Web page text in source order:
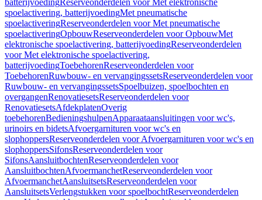
batterijvoedingReserveonderdelen voor Met elektronische
spoelactivering, batterijvoedingMet pneumatische
spoelactiveringReserveonderdelen voor Met pneumatische
spoelactiveringOpbouwReserveonderdelen voor OpbouwMet
elektronische spoelactivering, batterijvoedingReserveonderdelen
voor Met elektronische spoelactivering,
batterijvoedingToebehorenReserveonderdelen voor
ToebehorenRuwbouw- en vervangingssetsReserveonderdelen voor
Ruwbouw- en vervangingssetsSpoelbuizen, spoelbochten en
overgangenRenovatiesetsReserveonderdelen voor
RenovatiesetsAfdekplatenOverig
toebehorenBedieningshulpenApparaataansluitingen voor wc's,
urinoirs en bidetsAfvoergarnituren voor wc's en
slophoppersReserveonderdelen voor Afvoergarnituren voor wc's en
slophoppersSifonsReserveonderdelen voor
SifonsAansluitbochtenReserveonderdelen voor
AansluitbochtenAfvoermanchetReserveonderdelen voor
AfvoermanchetAansluitsetsReserveonderdelen voor
AansluitsetsVerlengstukken voor spoelbochtReserveonderdelen